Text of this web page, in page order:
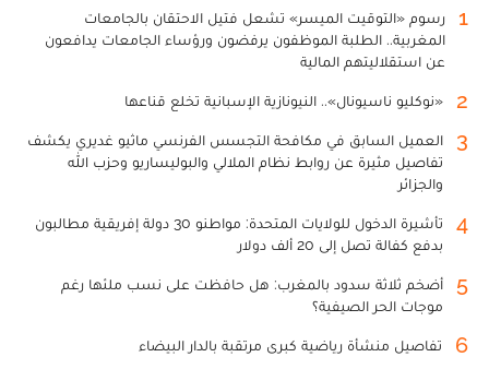
1
رسوم «التوقيت الميسر» تشعل فتيل الاحتقان بالجامعات
المغربية.. الطلبة الموظفون يرفضون ورؤساء الجامعات يدافعون
عن استقلاليتهم المالية
2 «نوكليو ناسيونال».. النيونازية الإسبانية تخلع قناعها
3
العميل السابق في مكافحة التجسس الفرنسي ماثيو غديري يكشف
تفاصيل مثيرة عن روابط نظام الملالي والبوليساريو وحزب الله
والجزائر
4
تأشيرة الدخول للولايات المتحدة: مواطنو 30 دولة إفريقية مطالبون
بدفع كفالة تصل إلى 20 ألف دولار
5
أضخم ثلاثة سدود بالمغرب: هل حافظت على نسب ملئها رغم
موجات الحر الصيفية؟
6 تفاصيل منشأة رياضية كبرى مرتقبة بالدار البيضاء